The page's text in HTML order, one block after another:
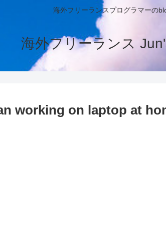
海外フリーランスプログラマーの
海外フリーランス
working on laptop at